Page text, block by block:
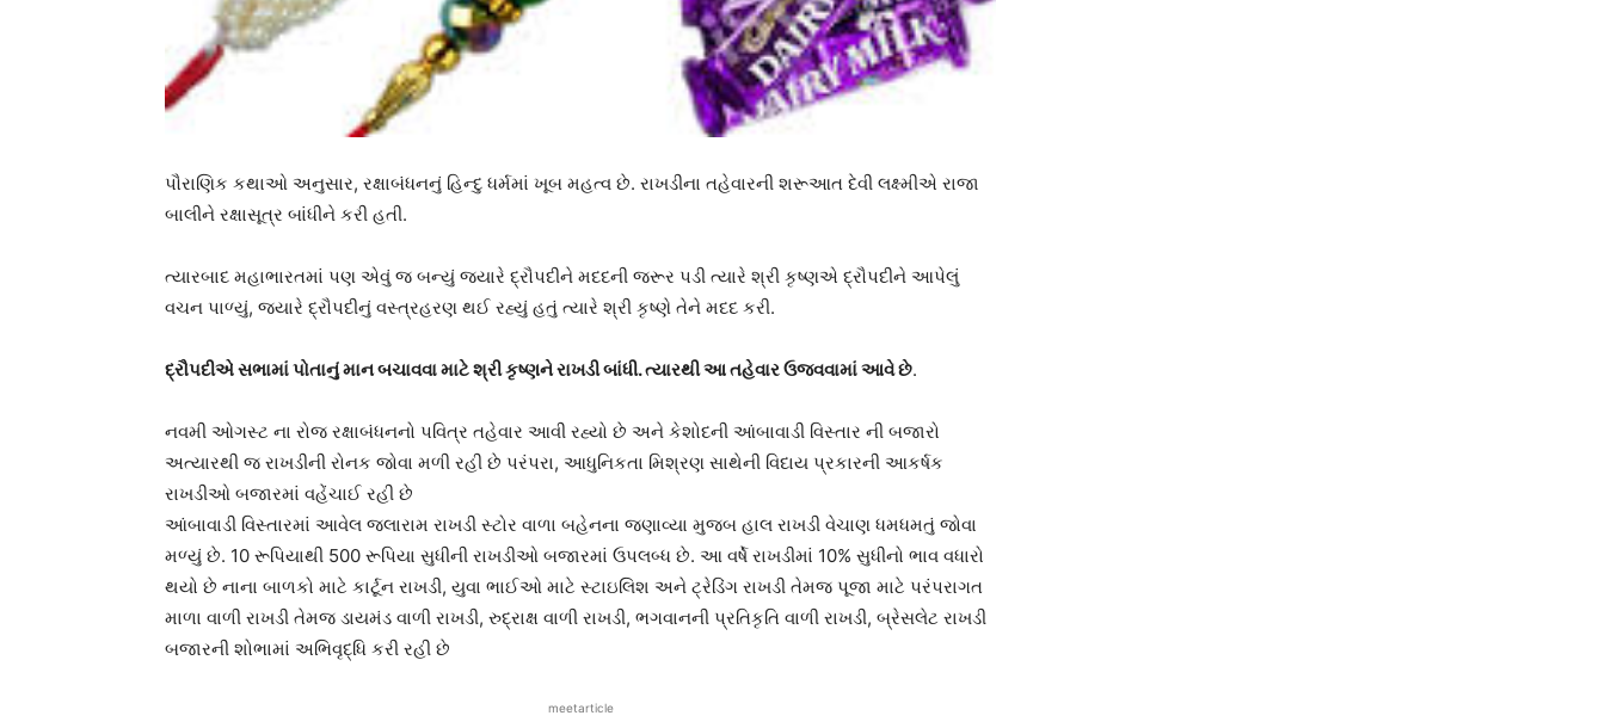
પૌરાણિક કથાઓ અનુસાર, રક્ષાબંધનનું હિન્દુ ધર્મમાં ખૂબ મહત્વ છે. રાખડીના તહેવારની શરૂઆત દેવી લક્ષ્મીએ રાજા
બાલીને રક્ષાસૂત્ર બાંધીને કરી હતી.
ત્યારબાદ મહાભારતમાં પણ એવું જ બન્યું જ્યારે દ્રૌપદીને મદદની જરૂર પડી ત્યારે શ્રી કૃષ્ણએ દ્રૌપદીને આપેલું
વચન પાળ્યું, જ્યારે દ્રૌપદીનું વસ્ત્રહરણ થઈ રહ્યું હતું ત્યારે શ્રી કૃષ્ણે તેને મદદ કરી.
દ્રૌપદીએ સભામાં પોતાનું માન બચાવવા માટે શ્રી કૃષ્ણને રાખડી બાંધી. ત્યારથી આ તહેવાર ઉજવવામાં આવે છે.
નવમી ઓગસ્ટ ના રોજ રક્ષાબંધનનો પવિત્ર તહેવાર આવી રહ્યો છે અને કેશોદની આંબાવાડી વિસ્તાર ની બજારો
અત્યારથી જ રાખડીની રોનક જોવા મળી રહી છે પરંપરા, આધુનિકતા મિશ્રણ સાથેની વિદાય પ્રકારની આકર્ષક
રાખડીઓ બજારમાં વહેંચાઈ રહી છે
આંબાવાડી વિસ્તારમાં આવેલ જલારામ રાખડી સ્ટોર વાળા બહેનના જણાવ્યા મુજબ હાલ રાખડી વેચાણ ધમધમતું જોવા
મળ્યું છે. 10 રૂપિયાથી 500 રૂપિયા સુધીની રાખડીઓ બજારમાં ઉપલબ્ધ છે. આ વર્ષે રાખડીમાં 10% સુધીનો ભાવ વધારો
થયો છે નાના બાળકો માટે કાર્ટૂન રાખડી, યુવા ભાઈઓ માટે સ્ટાઇલિશ અને ટ્રેડિંગ રાખડી તેમજ પૂજા માટે પરંપરાગત
માળા વાળી રાખડી તેમજ ડાયમંડ વાળી રાખડી, રુદ્રાક્ષ વાળી રાખડી, ભગવાનની પ્રતિકૃતિ વાળી રાખડી, બ્રેસલેટ રાખડી
બજારની શોભામાં અભિવૃદ્ધિ કરી રહી છે
meetarticle